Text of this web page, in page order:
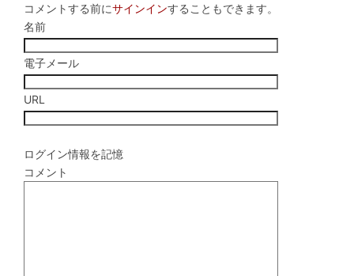
コメントする前にサインインすることもできます。
名前
電子メール
URL
ログイン情報を記憶
コメント